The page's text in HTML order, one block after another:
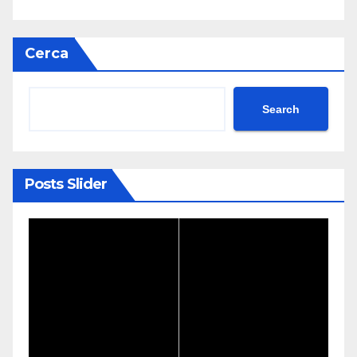
Cerca
Search
Posts Slider